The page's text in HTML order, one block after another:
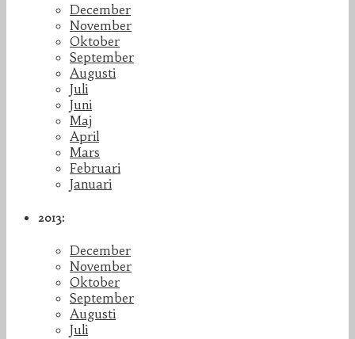
December
November
Oktober
September
Augusti
Juli
Juni
Maj
April
Mars
Februari
Januari
2013:
December
November
Oktober
September
Augusti
Juli